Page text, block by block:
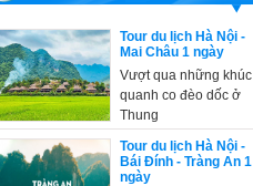
Tour du lịch Hà Nội -
Mai Châu 1 ngày
Vượt qua những khúc
quanh co đèo dốc ở
Thung
Tour du lịch Hà Nội -
Bái Đính - Tràng An 1
ngày